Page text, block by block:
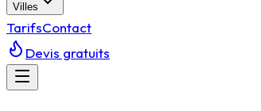
Villes
TarifsContact
Devis gratuits